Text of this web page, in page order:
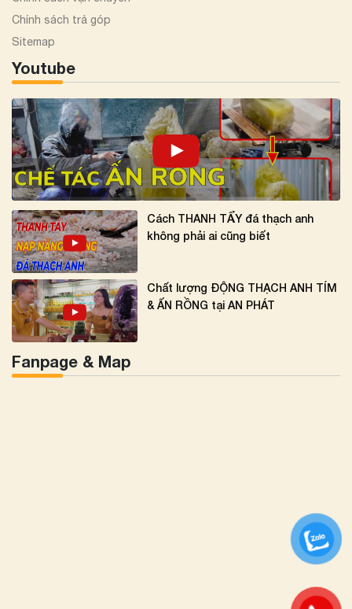
Chính sách trả góp
Sitemap
Youtube
Cách THANH TẨY đá thạch anh
không phải ai cũng biết
Chất lượng ĐỘNG THẠCH ANH TÍM
& ẤN RỒNG tại AN PHÁT
Fanpage & Map